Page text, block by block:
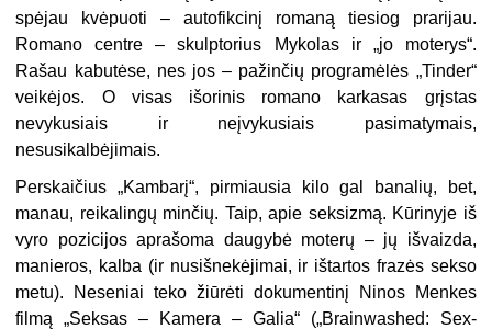
spėjau kvėpuoti – autofikcinį romaną tiesiog prarijau.
Romano centre – skulptorius Mykolas ir „jo moterys“.
Rašau kabutėse, nes jos – pažinčių programėlės „Tinder“
veikėjos. O visas išorinis romano karkasas grįstas
nevykusiais ir neįvykusiais pasimatymais,
nesusikalbėjimais.
Perskaičius „Kambarį“, pirmiausia kilo gal banalių, bet,
manau, reikalingų minčių. Taip, apie seksizmą. Kūrinyje iš
vyro pozicijos aprašoma daugybė moterų – jų išvaizda,
manieros, kalba (ir nusišnekėjimai, ir ištartos frazės sekso
metu). Neseniai teko žiūrėti dokumentinį Ninos Menkes
filmą „Seksas – Kamera – Galia“ („Brainwashed: Sex-